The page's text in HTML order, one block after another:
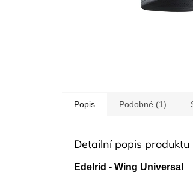
Popis Podobné (1)
Detailní popis produktu
Edelrid - Wing Universal